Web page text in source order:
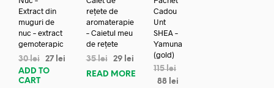
Extract din
muguri de
nuc – extract
gemoterapic
30lei 27 lei
ADD TO
CART
rețete de
aromaterapie
– Caietul meu
de rețete
35lei 29 lei
READ MORE
Cadou
Unt
SHEA –
Yamuna
(gold)
115lei
88 lei